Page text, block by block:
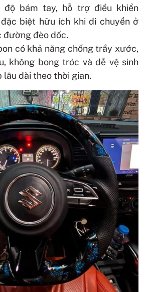
độ bám tay, hỗ trợ điều khiển
biệt hữu ích khi di chuyển ở
đường đèo dốc.
có khả năng chống trầy xước,
không bong tróc và dễ vệ sinh
lâu dài theo thời gian.